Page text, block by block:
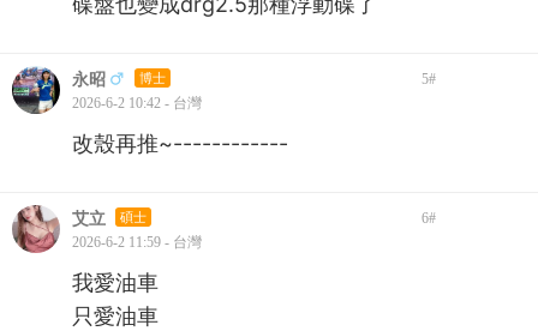
永昭 博士 5#
2026-6-2 10:42 - 台灣
改殼再推~------------
艾立 碩士 6#
2026-6-2 11:59 - 台灣
我愛油車
只愛油車